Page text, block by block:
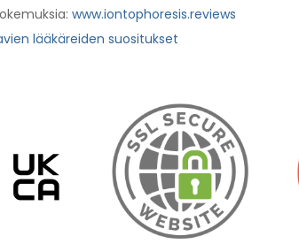
www.iontophoresis.reviews
lääkäreiden suositukset